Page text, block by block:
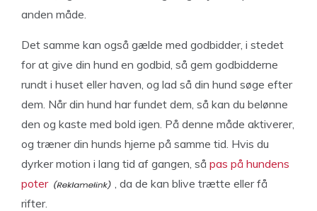
anden måde.
Det samme kan også gælde med godbidder, i stedet
for at give din hund en godbid, så gem godbidderne
rundt i huset eller haven, og lad så din hund søge efter
dem. Når din hund har fundet dem, så kan du belønne
den og kaste med bold igen. På denne måde aktiverer,
og træner din hunds hjerne på samme tid. Hvis du
dyrker motion i lang tid af gangen, så pas på hundens
poter
, da de kan blive trætte eller få
rifter.